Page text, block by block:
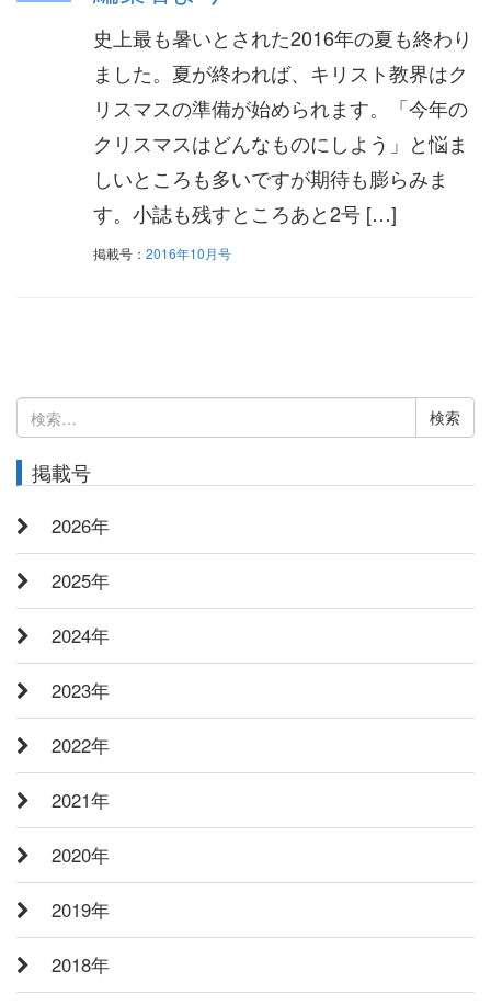
史上最も暑いとされた2016年の夏も終わり
ました。夏が終われば、キリスト教界はク
リスマスの準備が始められます。「今年の
クリスマスはどんなものにしよう」と悩ま
しいところも多いですが期待も膨らみま
す。小誌も残すところあと2号 […]
掲載号： 2016年10月号
検
索:
掲載号
2026年
2025年
2024年
2023年
2022年
2021年
2020年
2019年
2018年